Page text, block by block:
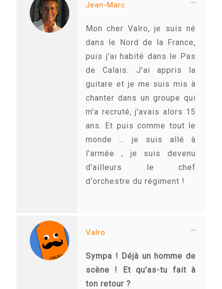
Jean-Marc
Mon cher Valro, je suis né
dans le Nord de la France,
puis j'ai habité dans le Pas
de Calais. J'ai appris la
guitare et je me suis mis à
chanter dans un groupe qui
m'a recruté, j'avais alors 15
ans. Et puis comme tout le
monde … je suis allé à
l'armée ; je suis devenu
d'ailleurs le chef
d'orchestre du régiment !
Valro
Sympa ! Déjà un homme de
scène ! Et qu'as-tu fait à
ton retour ?